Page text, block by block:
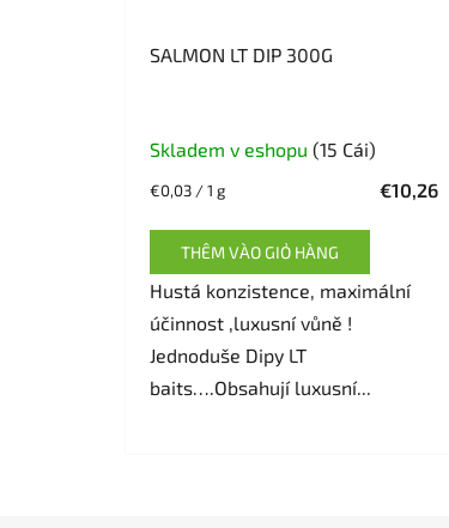
SALMON LT DIP 300G
Skladem v eshopu (15 Cái)
€10,26
Giá
lường:
€0,03 / 1 g
THÊM VÀO GIỎ HÀNG
Hustá konzistence, maximální
účinnost ,luxusní vůně !
Jednoduše Dipy LT
baits….Obsahují luxusní...